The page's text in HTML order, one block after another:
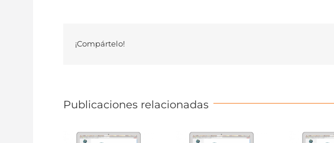
¡Compártelo!
Publicaciones relacionadas